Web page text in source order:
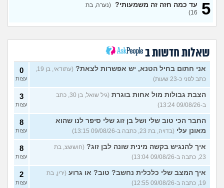
על ריח רע מהנרתיק
(אינה,
בת 32)
מהי האינדיקציה ההכי טובה
11
אני מתבייש ולא יודע מה
לעשות בקיץ בים או בריכה
(אנונימי, בן 13)
רופא שיניים נזף בי, דמעתי כל
הטיפול
(תות, בת 34)
6
עד כמה אני מבלבלת בנות
באופן הלבוש שלי והדיבור שלי,
צריכה עצה
(עדן, בת 24)
4
האם אימוני קליסטניקס באמת
טובים יותר?
(מתלבט, בן 32)
4
עצות
בת 16, והשיער שלי ממש נושר
ואני לא יודעת מה לעשות?
(אליאנה, בת 16)
5 עד כמה חזה זה משמעותי? (נערה, בת
16)
שאלות חדשות ב
אני חתום בחיל הטנא, יש אפשרות לצאת?
(עתודאי, בן 19,
כתב לפני כ-23 שעות)
0
עצות
הצבת גבולות מול אחות בוגרת
(גיל שואל, בן 30, כתב
ב-09/08/26 13:24)
3
עצות
החבר הכי טוב שלי ושל בן זוג שלי סיפר לנו שהוא
מאונן עלי (בדויה, בת 23, כתבה ב-09/08/26 13:15)
8
עצות
איך להנגיש בקשה מינית שונה לבן זוג? (חוששצ, בת
23, כתבה ב-09/08/26 13:04)
8
עצות
איך המצב שלי כלכלית נחשב? טוב? או גרוע (ירין, בת
19, כתבה ב-09/08/26 12:55)
2
עצות